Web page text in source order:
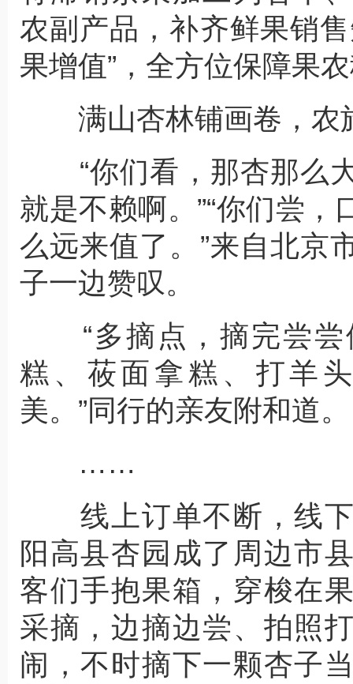
农副产品，补齐鲜果销
果增值”，全方位保障果
满山杏林铺画卷，农
“你们看，那杏那么
就是不赖啊。”“你们尝
么远来值了。”来自北京
子一边赞叹。
“多摘点，摘完尝尝
糕、莜面拿糕、打羊
美。”同行的亲友附和道。
……
线上订单不断，线下
阳高县杏园成了周边市
客们手抱果箱，穿梭在
采摘，边摘边尝、拍照
闹，不时摘下一颗杏子